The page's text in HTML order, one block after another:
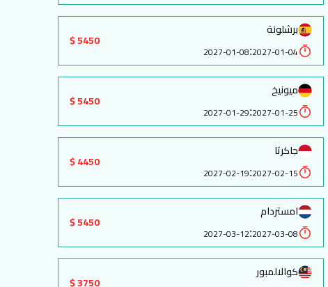
برشلونة
2027-01-04
:
2027-01-08
5450 $
ميونيخ
2027-01-25
:
2027-01-29
5450 $
جاكرتا
2027-02-15
:
2027-02-19
4450 $
امستردام
2027-03-08
:
2027-03-12
5450 $
كوالالمبور
3750 $